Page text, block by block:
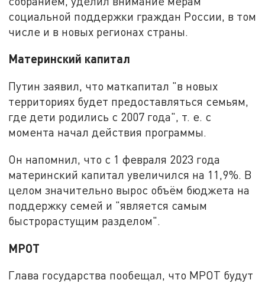
социальной поддержки граждан России, в том
числе и в новых регионах страны.
Материнский капитал
Путин заявил, что маткапитал "в новых
территориях будет предоставляться семьям,
где дети родились с 2007 года", т. е. с
момента начал действия программы.
Он напомнил, что с 1 февраля 2023 года
материнский капитал увеличился на 11,9%. В
целом значительно вырос объём бюджета на
поддержку семей и "является самым
быстрорастущим разделом".
МРОТ
Глава государства пообещал, что МРОТ будут